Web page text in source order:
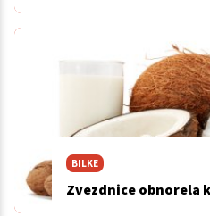
BILKE
Zvezdnice obnorela